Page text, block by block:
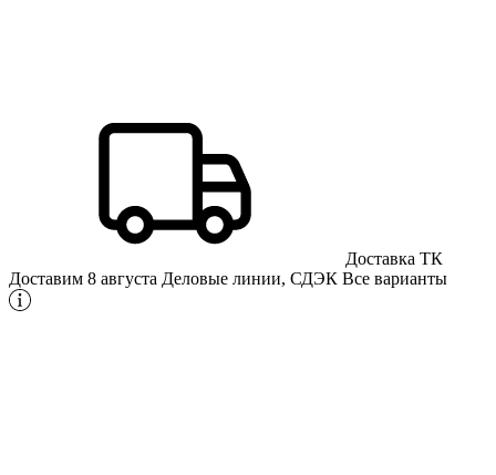
Доставка ТК
Доставим 8 августа Деловые линии, СДЭК Все варианты